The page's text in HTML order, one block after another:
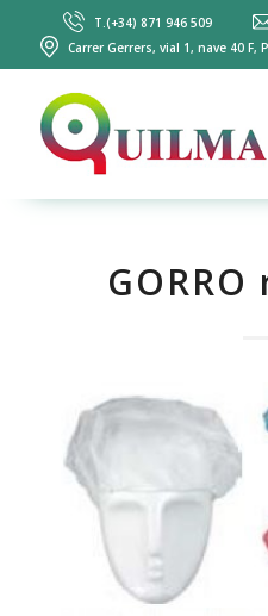
T.(+34) 871 946 509
Carrer Gerrers, vial 1, nave 40